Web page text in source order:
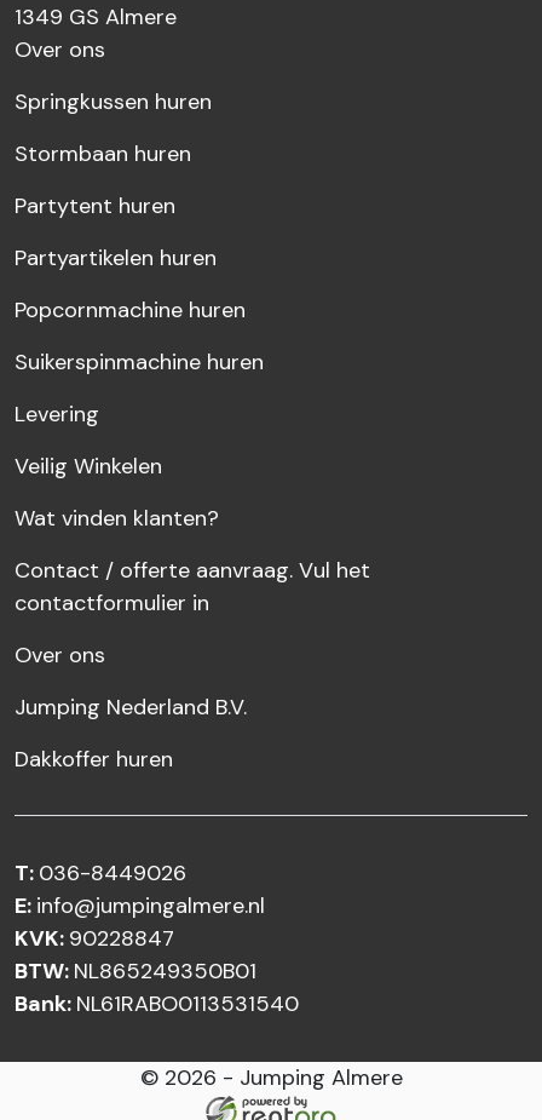
1349 GS Almere
Over ons
Springkussen huren
Stormbaan huren
Partytent huren
Partyartikelen huren
Popcornmachine huren
Suikerspinmachine huren
Levering
Veilig Winkelen
Wat vinden klanten?
Contact / offerte aanvraag. Vul het
contactformulier in
Over ons
Jumping Nederland B.V.
Dakkoffer huren
T: 036-8449026
E: info@jumpingalmere.nl
KVK: 90228847
BTW: NL865249350B01
Bank: NL61RABO0113531540
© 2026 - Jumping Almere